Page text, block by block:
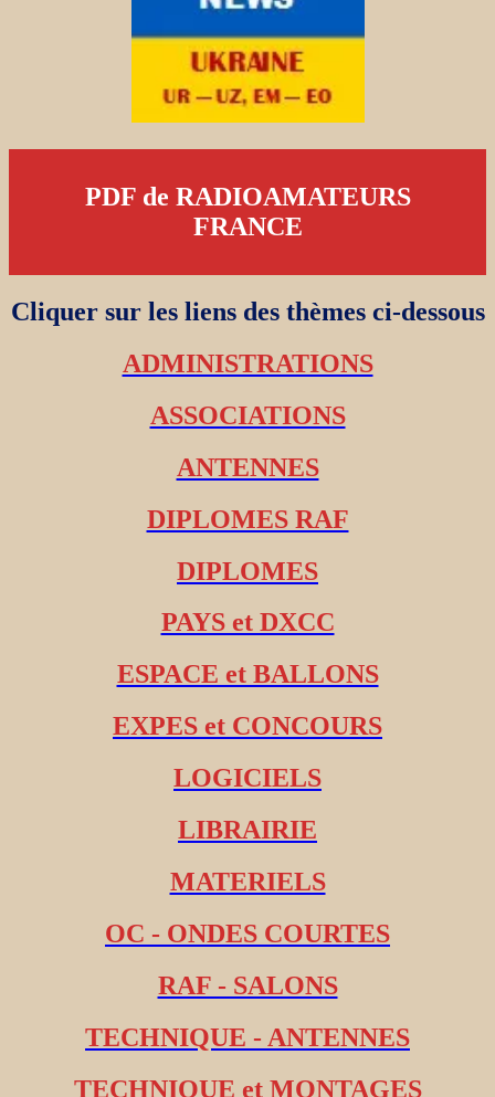
PDF de RADIOAMATEURS
FRANCE
Cliquer sur les liens des thèmes ci-dessous
ADMINISTRATIONS
ASSOCIATIONS
ANTENNES
DIPLOMES RAF
DIPLOMES
PAYS et DXCC
ESPACE et BALLONS
EXPES et CONCOURS
LOGICIELS
LIBRAIRIE
MATERIELS
OC - ONDES COURTES
RAF - SALONS
TECHNIQUE - ANTENNES
TECHNIQUE et MONTAGES